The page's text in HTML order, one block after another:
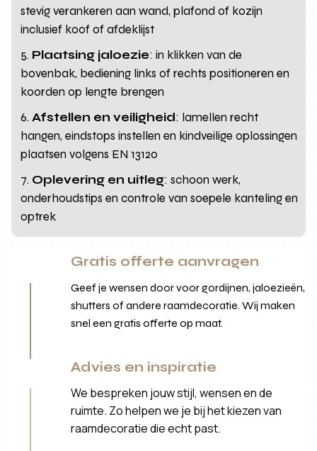
stevig verankeren aan wand, plafond of kozijn
inclusief koof of afdeklijst
Plaatsing jaloezie: in klikken van de
bovenbak, bediening links of rechts positioneren en
koorden op lengte brengen
Afstellen en veiligheid: lamellen recht
hangen, eindstops instellen en kindveilige oplossingen
plaatsen volgens EN 13120
Oplevering en uitleg: schoon werk,
onderhoudstips en controle van soepele kanteling en
optrek
Gratis offerte aanvragen
Geef je wensen door voor gordijnen, jaloezieën,
shutters of andere raamdecoratie. Wij maken
snel een gratis offerte op maat.
Advies en inspiratie
We bespreken jouw stijl, wensen en de
ruimte. Zo helpen we je bij het kiezen van
raamdecoratie die echt past.